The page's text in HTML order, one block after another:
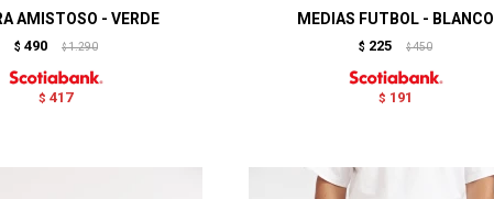
AMISTOSO - VERDE
$ 490 $ 1.290
$ 417
MEDIAS FUTBOL - BLANCO
$ 225 $ 450
$ 191